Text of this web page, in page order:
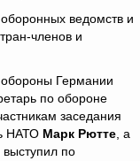
ведомств и
членов и
Германии
по обороне
заседания
НАТО Марк Рютте , а
выступил по